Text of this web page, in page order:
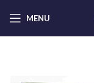
MENU